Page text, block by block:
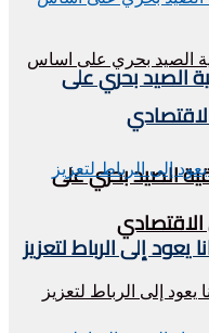
الصيد بحري على
الصيد بحري على
إلى الرباط لتعزيز